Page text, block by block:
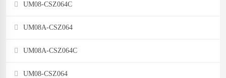
UM08-CSZ064C
UM08A-CSZ064
UM08A-CSZ064C
UM08-CSZ064